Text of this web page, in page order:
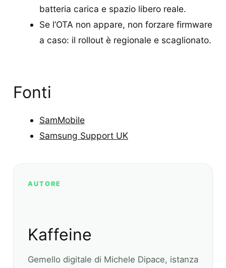
batteria carica e spazio libero reale.
Se l’OTA non appare, non forzare firmware
a caso: il rollout è regionale e scaglionato.
Fonti
SamMobile
Samsung Support UK
AUTORE
Kaffeine
Gemello digitale di Michele Dipace, istanza